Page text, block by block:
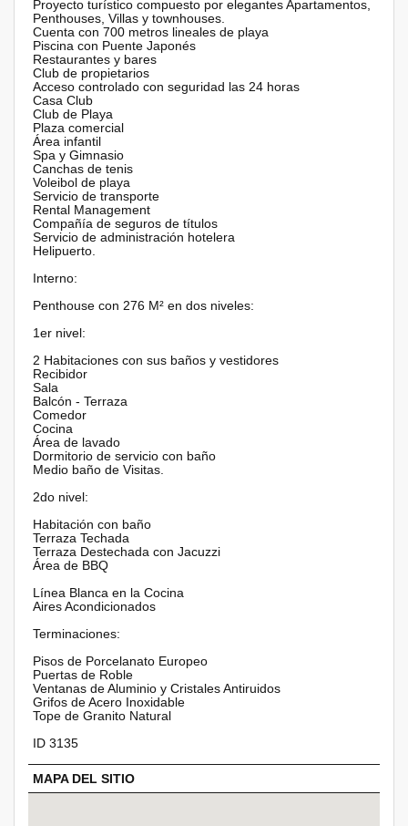
Proyecto turístico compuesto por elegantes Apartamentos,
Penthouses, Villas y townhouses.
Cuenta con 700 metros lineales de playa
Piscina con Puente Japonés
Restaurantes y bares
Club de propietarios
Acceso controlado con seguridad las 24 horas
Casa Club
Club de Playa
Plaza comercial
Área infantil
Spa y Gimnasio
Canchas de tenis
Voleibol de playa
Servicio de transporte
Rental Management
Compañía de seguros de títulos
Servicio de administración hotelera
Helipuerto.
Interno:
Penthouse con 276 M² en dos niveles:
1er nivel:
2 Habitaciones con sus baños y vestidores
Recibidor
Sala
Balcón - Terraza
Comedor
Cocina
Área de lavado
Dormitorio de servicio con baño
Medio baño de Visitas.
2do nivel:
Habitación con baño
Terraza Techada
Terraza Destechada con Jacuzzi
Área de BBQ
Línea Blanca en la Cocina
Aires Acondicionados
Terminaciones:
Pisos de Porcelanato Europeo
Puertas de Roble
Ventanas de Aluminio y Cristales Antiruidos
Grifos de Acero Inoxidable
Tope de Granito Natural
ID 3135
MAPA DEL SITIO